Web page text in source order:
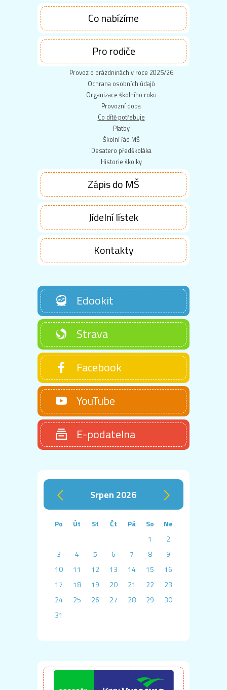
Co nabízíme
Pro rodiče
Provoz o prázdninách v roce 2025/26
Ochrana osobních údajů
Organizace školního roku
Provozní doba
Co dítě potřebuje
Platby
Školní řád MŠ
Desatero předškoláka
Historie školky
Zápis do MŠ
Jídelní lístek
Kontakty
Edookit
Strava
Facebook
YouTube
E-podatelna
‹ srpen 2026 ›
Po Út St Čt Pá So
Ne
1
2
3
4 5 6 7 8
9
10
11 12 13 14 15
16
17
18 19 20 21 22
23
24
25 26 27 28 29
30
31